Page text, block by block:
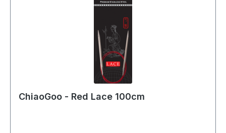
ChiaoGoo - Red Lace 100cm